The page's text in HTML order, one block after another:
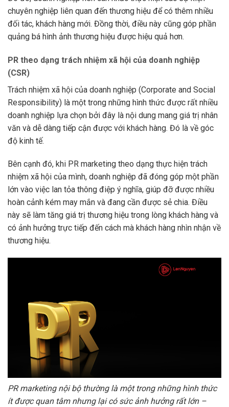
chuyên nghiệp liên quan đến thương hiệu để có thêm nhiều
đối tác, khách hàng mới. Đồng thời, điều này cũng góp phần
quảng bá hình ảnh thương hiệu được hiệu quả hơn.
PR theo dạng trách nhiệm xã hội của doanh nghiệp
(CSR)
Trách nhiệm xã hội của doanh nghiệp (Corporate and Social
Responsibility) là một trong những hình thức được rất nhiều
doanh nghiệp lựa chọn bởi đây là nội dung mang giá trị nhân
văn và dễ dàng tiếp cận được với khách hàng. Đó là về góc
độ kinh tế.
Bên cạnh đó, khi PR marketing theo dạng thực hiện trách
nhiệm xã hội của mình, doanh nghiệp đã đóng góp một phần
lớn vào việc lan tỏa thông điệp ý nghĩa, giúp đỡ được nhiều
hoàn cảnh kém may mắn và đang cần được sẻ chia. Điều
này sẽ làm tăng giá trị thương hiệu trong lòng khách hàng và
có ảnh hưởng trực tiếp đến cách mà khách hàng nhìn nhận về
thương hiệu.
PR marketing nội bộ thường là một trong những hình thức
ít được quan tâm nhưng lại có sức ảnh hưởng rất lớn –